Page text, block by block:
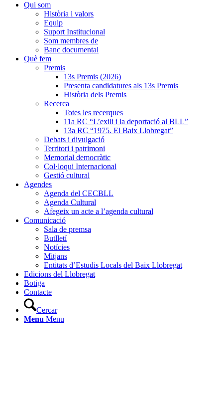
Qui som
Història i valors
Equip
Suport Institucional
Som membres de
Banc documental
Què fem
Premis
13s Premis (2026)
Presenta candidatures als 13s Premis
Història dels Premis
Recerca
Totes les recerques
11a RC “L’exili i la deportació al BLL”
13a RC “1975. El Baix Llobregat”
Debats i divulgació
Territori i patrimoni
Memorial democràtic
Col·loqui Internacional
Gestió cultural
Agendes
Agenda del CECBLL
Agenda Cultural
Afegeix un acte a l’agenda cultural
Comunicació
Sala de premsa
Butlletí
Notícies
Mitjans
Entitats d’Estudis Locals del Baix Llobregat
Edicions del Llobregat
Botiga
Contacte
Cercar
Menu Menu